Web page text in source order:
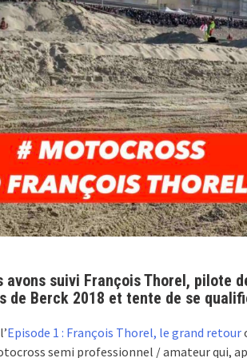
avons suivi François Thorel, pilote
de Berck 2018 et tente de se
Episode 1 : François Thorel, le grand retour
semi professionnel / amateur qui,